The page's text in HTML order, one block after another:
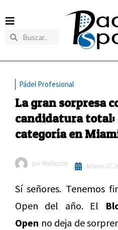
Pádel Profesional
La gran sorpresa
candidatura total:
categoría en
por Redaccion febrero 27,
Sí señores. Tenemos
Open del año. El
Open no deja de